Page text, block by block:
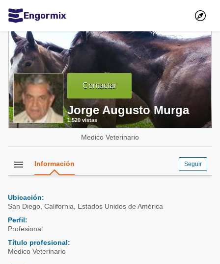
Engormix
Comunidades en español
Agricultura
Balanceados - Piensos
Avicultura
Ganadería
Lechería
Micotoxinas
Porcicultura
Comunidades en inglés
Acuacultura
Micotoxinas
Comunidades en portugués
Micotoxinas
Contactar
Jorge Augusto Murga
1.520 vistas
Medico Veterinario
menu Información Seguir
Ubicación:
San Diego California
Estados Unidos de América
Perfil:
Profesional
Título profesional:
Medico Veterinario